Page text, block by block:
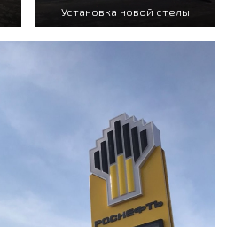
Установка новой стелы